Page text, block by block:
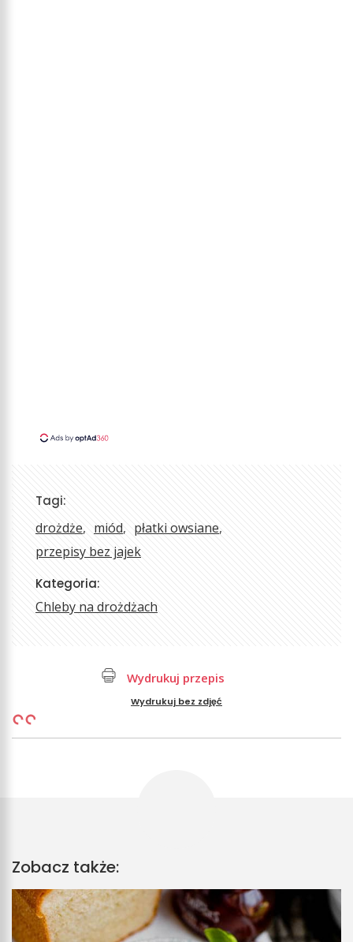
Tagi:
drożdże miód
płatki owsiane
przepisy bez jajek
Kategoria:
Chleby na drożdżach
Wydrukuj przepis
Wydrukuj bez zdjęć
Zobacz także: